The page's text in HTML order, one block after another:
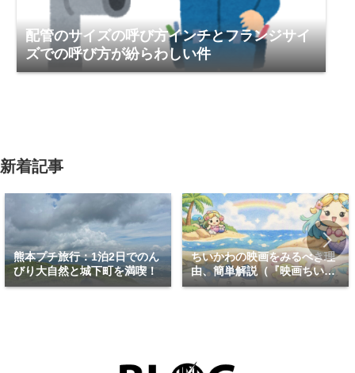
配管のサイズの呼び方インチとフランジサイ
ズでの呼び方が紛らわしい件
新着記事
熊本プチ旅行：1泊2日でのん
びり大自然と城下町を満喫！
ちいかわの映画をみるべき理
由、簡単解説（『映画ちいか
わ 人魚の島のひみつ』）